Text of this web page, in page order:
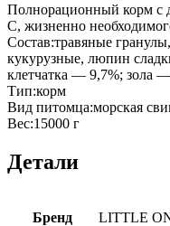
Полнорационный корм с
С, жизненно
Состав:травяные
кукурузные, люпин
клетчатка — 9,7%; зола
Тип:корм
Вид питомца:морская
Вес:15000 г
Детали
Бренд LITTLE